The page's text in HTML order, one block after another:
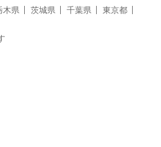
木県 茨城県 千葉県
東京都